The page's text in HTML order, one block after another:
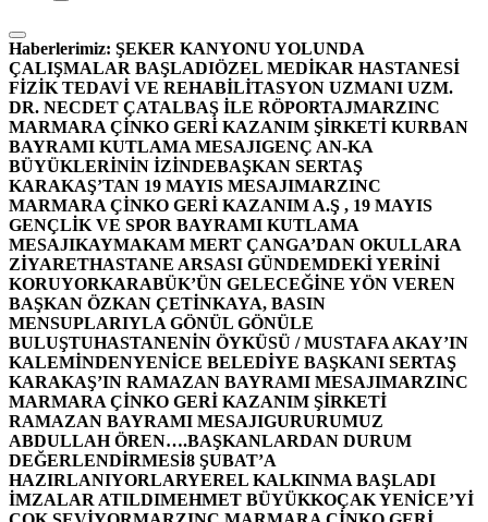
Haberlerimiz: ŞEKER KANYONU YOLUNDA
ÇALIŞMALAR BAŞLADIÖZEL MEDİKAR HASTANESİ
FİZİK TEDAVİ VE REHABİLİTASYON UZMANI UZM.
DR. NECDET ÇATALBAŞ İLE RÖPORTAJMARZINC
MARMARA ÇİNKO GERİ KAZANIM ŞİRKETİ KURBAN
BAYRAMI KUTLAMA MESAJIGENÇ AN-KA
BÜYÜKLERİNİN İZİNDEBAŞKAN SERTAŞ
KARAKAŞ’TAN 19 MAYIS MESAJIMARZINC
MARMARA ÇİNKO GERİ KAZANIM A.Ş , 19 MAYIS
GENÇLİK VE SPOR BAYRAMI KUTLAMA
MESAJIKAYMAKAM MERT ÇANGA’DAN OKULLARA
ZİYARETHASTANE ARSASI GÜNDEMDEKİ YERİNİ
KORUYORKARABÜK’ÜN GELECEĞİNE YÖN VEREN
BAŞKAN ÖZKAN ÇETİNKAYA, BASIN
MENSUPLARIYLA GÖNÜL GÖNÜLE
BULUŞTUHASTANENİN ÖYKÜSÜ / MUSTAFA AKAY’IN
KALEMİNDENYENİCE BELEDİYE BAŞKANI SERTAŞ
KARAKAŞ’IN RAMAZAN BAYRAMI MESAJIMARZINC
MARMARA ÇİNKO GERİ KAZANIM ŞİRKETİ
RAMAZAN BAYRAMI MESAJIGURURUMUZ
ABDULLAH ÖREN….BAŞKANLARDAN DURUM
DEĞERLENDİRMESİ8 ŞUBAT’A
HAZIRLANIYORLARYEREL KALKINMA BAŞLADI
İMZALAR ATILDIMEHMET BÜYÜKKOÇAK YENİCE’Yİ